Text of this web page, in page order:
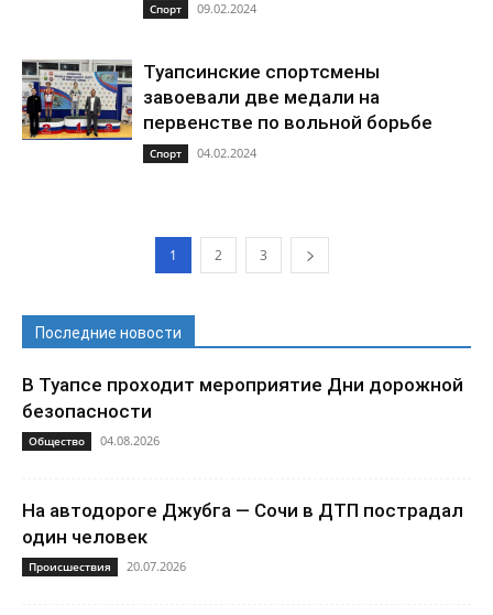
Спорт 09.02.2024
Туапсинские спортсмены
завоевали две медали на
первенстве по вольной борьбе
Спорт 04.02.2024
1 2 3
Последние новости
В Туапсе проходит мероприятие Дни дорожной
безопасности
Общество 04.08.2026
На автодороге Джубга — Сочи в ДТП пострадал
один человек
Происшествия 20.07.2026